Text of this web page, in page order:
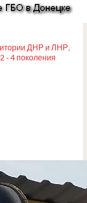
ДНР и ЛНР,
- 4 поколения